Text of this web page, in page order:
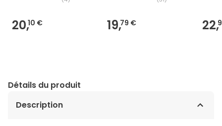
20,10 € 19,79 € 22,
Détails du produit
Description